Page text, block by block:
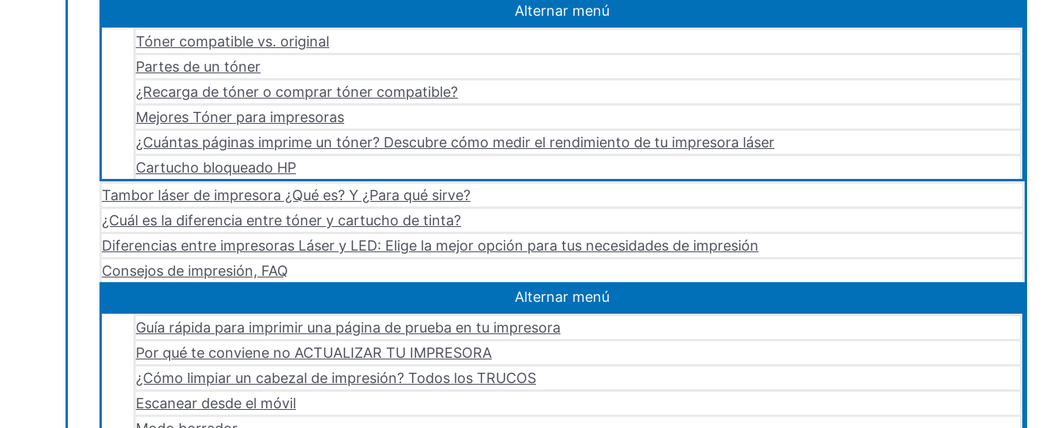
Alternar menú
Tóner compatible vs. original
Partes de un tóner
¿Recarga de tóner o comprar tóner compatible?
Mejores Tóner para impresoras
¿Cuántas páginas imprime un tóner? Descubre cómo medir el rendimiento de tu impresora láser
Cartucho bloqueado HP
Tambor láser de impresora ¿Qué es? Y ¿Para qué sirve?
¿Cuál es la diferencia entre tóner y cartucho de tinta?
Diferencias entre impresoras Láser y LED: Elige la mejor opción para tus necesidades de impresión
Consejos de impresión, FAQ
Alternar menú
Guía rápida para imprimir una página de prueba en tu impresora
Por qué te conviene no ACTUALIZAR TU IMPRESORA
¿Cómo limpiar un cabezal de impresión? Todos los TRUCOS
Escanear desde el móvil